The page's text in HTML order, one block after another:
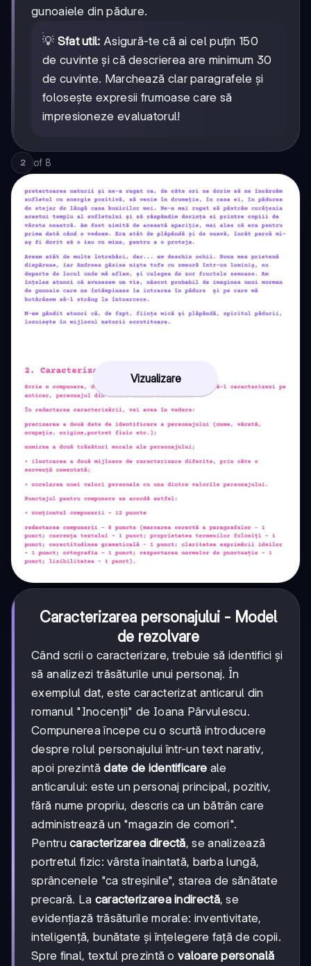
gunoaiele din pădure.
💡 Sfat util: Asigură-te că ai cel puțin 150
de cuvinte și că descrierea are minimum 30
de cuvinte. Marchează clar paragrafele și
folosește expresii frumoase care să
impresioneze evaluatorul!
2 of 8
Vizualizare
Caracterizarea personajului - Model
de rezolvare
Când scrii o caracterizare, trebuie să identifici și
să analizezi trăsăturile unui personaj. În
exemplul dat, este caracterizat anticarul din
romanul "Inocenții" de Ioana Pârvulescu.
Compunerea începe cu o scurtă introducere
despre rolul personajului într-un text narativ,
apoi prezintădate de identificare ale
anticarului: este un personaj principal, pozitiv,
fără nume propriu, descris ca un bătrân care
administrează un "magazin de comori".
Pentrucaracterizarea directă, se analizează
portretul fizic: vârsta înaintată, barba lungă,
sprâncenele "ca streșinile", starea de sănătate
precară. La caracterizarea indirectă, se
evidențiază trăsăturile morale: inventivitate,
inteligență, bunătate și înțelegere față de copii.
Spre final, textul prezintă o valoare personală